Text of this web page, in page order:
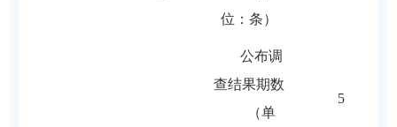
位：条）
公布调
查结果期数
（单
5